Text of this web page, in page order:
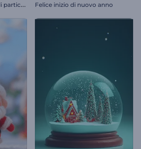
I
ntroduzione all'albero di particelle scintillanti Felice inizio di nuovo anno